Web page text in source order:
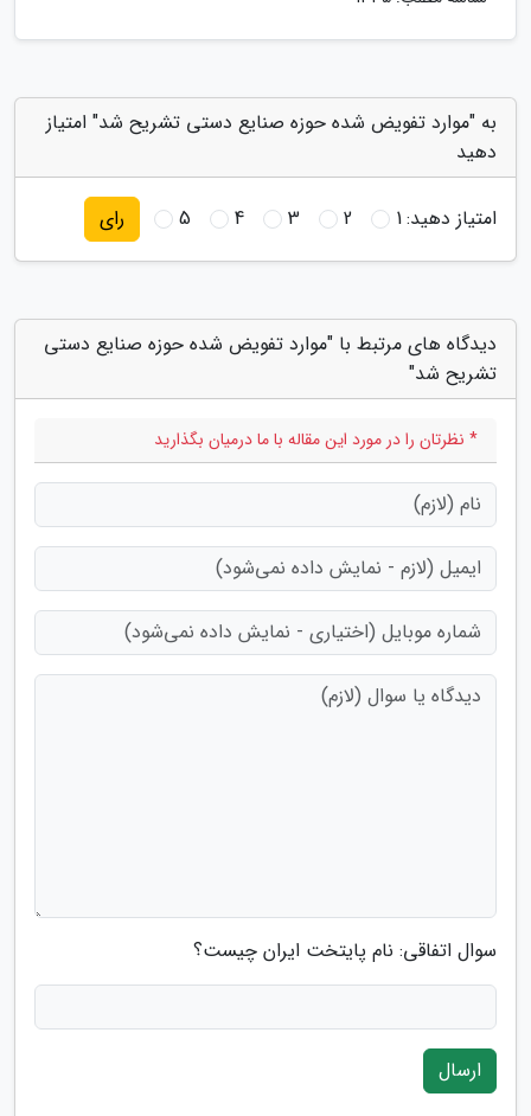
به "موارد تفویض شده حوزه صنایع دستی تشریح شد" امتیاز
دهید
امتیاز دهید:1
2
3
4
5 رای
دیدگاه های مرتبط با "موارد تفویض شده حوزه صنایع دستی
تشریح شد"
* نظرتان را در مورد این مقاله با ما درمیان بگذارید
سوال اتفاقی: نام پایتخت ایران چیست؟
ارسال